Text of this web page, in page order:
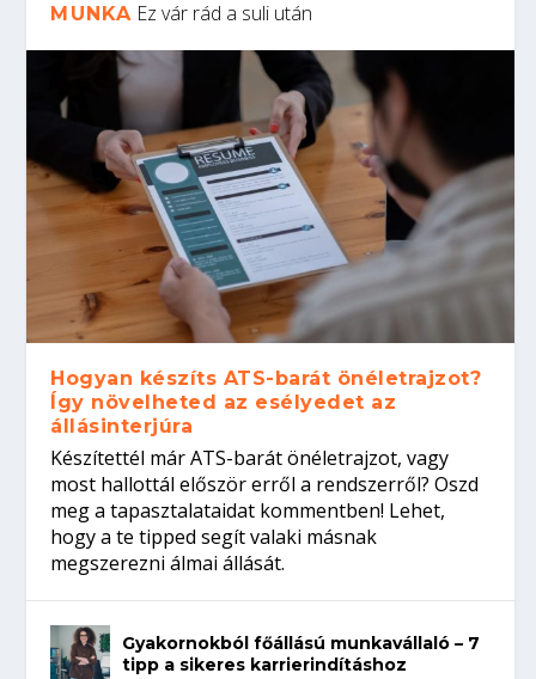
MUNKA Ez vár rád a suli után
Hogyan készíts ATS-barát önéletrajzot?
Így növelheted az esélyedet az
állásinterjúra
Készítettél már ATS-barát önéletrajzot, vagy
most hallottál először erről a rendszerről? Oszd
meg a tapasztalataidat kommentben! Lehet,
hogy a te tipped segít valaki másnak
megszerezni álmai állását.
Gyakornokból főállású munkavállaló – 7
tipp a sikeres karrierindításhoz